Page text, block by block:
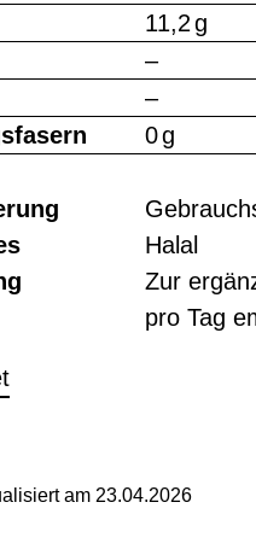
11,2 g
–
–
0 g
Halal
Zur
pro Tag
am 23.04.2026